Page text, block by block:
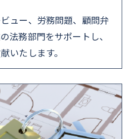
ュー、労務問題、顧問弁
法務部門をサポートし、
いたします。